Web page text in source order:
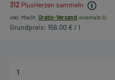
312 PlusHerzen sammeln
inkl. MwSt. Gratis-Versand innerhalb D.
Grundpreis: 156,00 € / l